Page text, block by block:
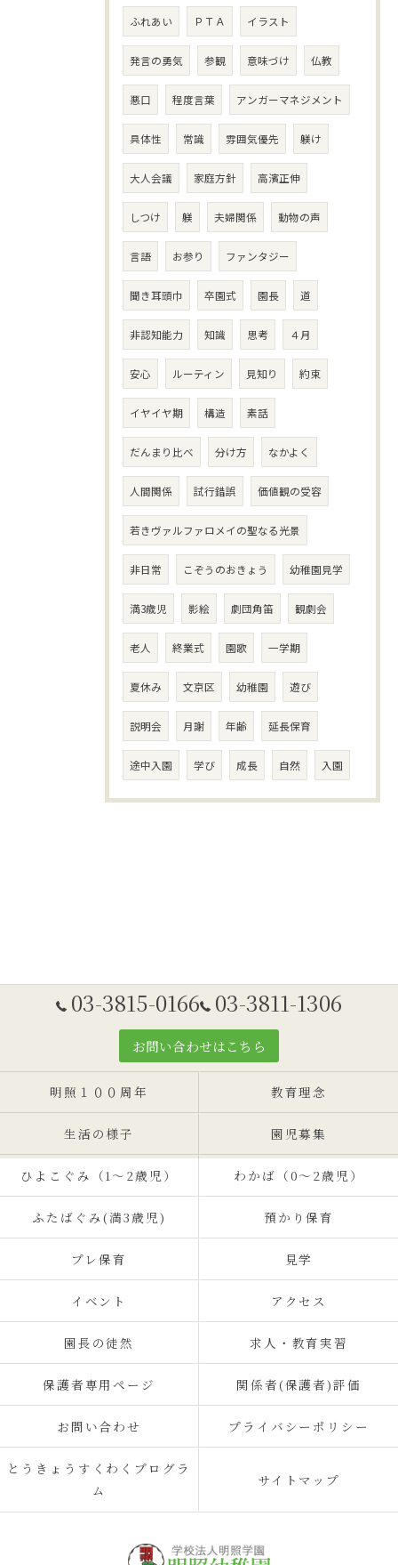
ふれあい ＰＴＡ イラスト
発言の勇気 参観 意味づけ 仏教
悪口 程度言葉 アンガーマネジメント
具体性 常識 雰囲気優先 躾け
大人会議 家庭方針 高濱正伸
しつけ 躾 夫婦関係 動物の声
言語 お参り ファンタジー
聞き耳頭巾 卒園式 園長 道
非認知能力 知識 思考 ４月
安心 ルーティン 見知り 約束
イヤイヤ期 構造 素話
だんまり比べ 分け方 なかよく
人間関係 試行錯誤 価値観の受容
若きヴァルファロメイの聖なる光景
非日常 こぞうのおきょう 幼稚園見学
満3歳児 影絵 劇団角笛 観劇会
老人 終業式 園歌 一学期
夏休み 文京区 幼稚園 遊び
説明会 月謝 年齢 延長保育
途中入園 学び 成長 自然 入園
03-3815-0166 03-3811-1306
お問い合わせはこちら
明照１００周年 教育理念
生活の様子 園児募集
ひよこぐみ（1〜2歳児） わかば（0～2歳児）
ふたばぐみ(満3歳児) 預かり保育
プレ保育 見学
イベント アクセス
園長の徒然 求人・教育実習
保護者専用ページ 関係者(保護者)評価
お問い合わせ プライバシーポリシー
とうきょうすくわくプログラ
ム
サイトマップ